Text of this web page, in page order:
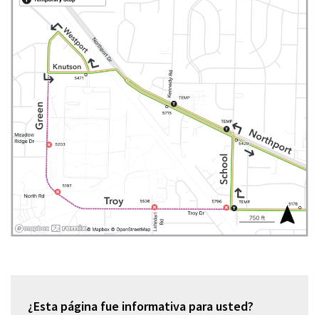
¿Esta página fue informativa para usted?